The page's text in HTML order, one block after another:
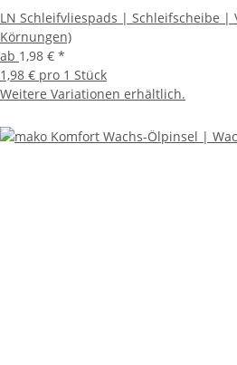
LN Schleifvliespads | Schleifscheibe |
Körnungen)
ab 1,98 € *
1,98 € pro 1 Stück
Weitere Variationen erhältlich.